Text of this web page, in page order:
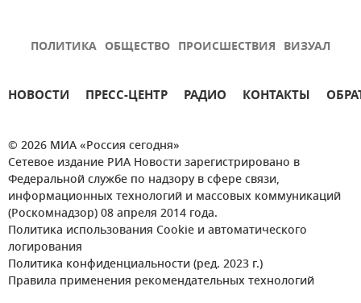
ПОЛИТИКА ОБЩЕСТВО ПРОИСШЕСТВИЯ ВИЗУАЛ
НОВОСТИ ПРЕСС-ЦЕНТР РАДИО КОНТАКТЫ
© 2026 МИА «Россия сегодня»
Сетевое издание РИА Новости зарегистрировано в
Федеральной службе по надзору в сфере связи,
информационных технологий и массовых коммуникаций
(Роскомнадзор) 08 апреля 2014 года.
Политика использования Cookie и автоматического
логирования
Политика конфиденциальности (ред. 2023 г.)
Правила применения рекомендательных технологий